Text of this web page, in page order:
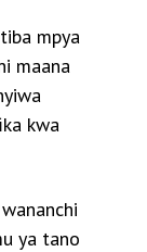
mpya
maana
kwa
ya tano